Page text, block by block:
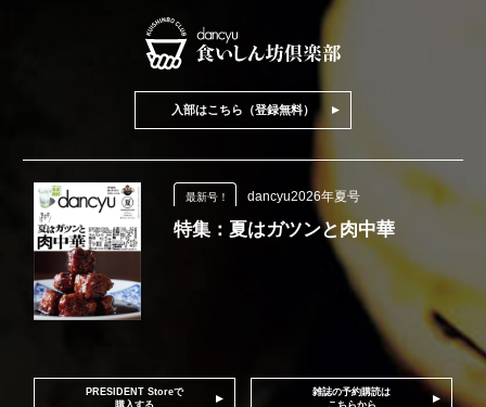
入部はこちら（登録無料）
最新号！ dancyu2026年夏号
特集：夏はガツンと肉中華
PRESIDENT Storeで
雑誌の予約購読は